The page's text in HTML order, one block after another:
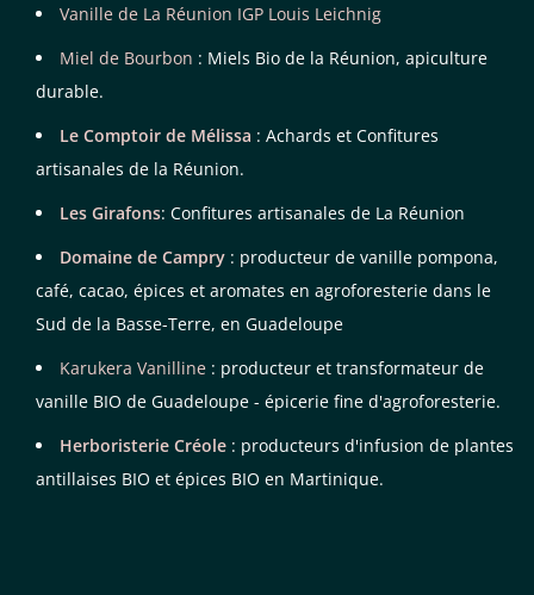
Vanille de La Réunion IGP Louis Leichnig
Miel de Bourbon : Miels Bio de la Réunion, apiculture
durable.
Le Comptoir de Mélissa : Achards et Confitures
artisanales de la Réunion.
Les Girafons: Confitures artisanales de La Réunion
Domaine de Campry : producteur de vanille pompona,
café, cacao, épices et aromates en agroforesterie dans le
Sud de la Basse-Terre, en Guadeloupe
Karukera Vanilline : producteur et transformateur de
vanille BIO de Guadeloupe - épicerie fine d'agroforesterie.
Herboristerie Créole : producteurs d'infusion de plantes
antillaises BIO et épices BIO en Martinique.